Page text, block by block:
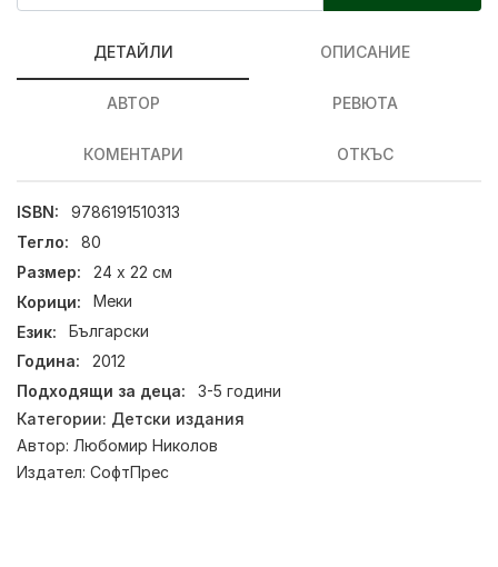
ДЕТАЙЛИ ОПИСАНИЕ
АВТОР РЕВЮТА
КОМЕНТАРИ ОТКЪС
ISBN:
9786191510313
Тегло:
80
Размер:
24 х 22 см
Корици:
Меки
Език:
Български
Година:
2012
Подходящи за деца:
3-5 години
Категории: Детски издания
Автор: Любомир Николов
Издател: СофтПрес